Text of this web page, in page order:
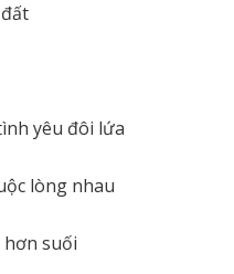
yêu đôi lứa
lòng nhau
hơn suối